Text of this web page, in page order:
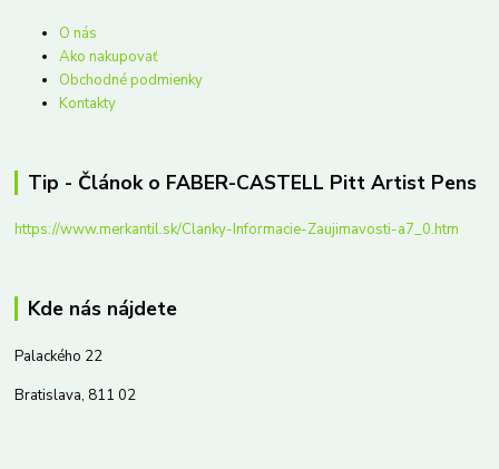
O nás
Ako nakupovať
Obchodné podmienky
Kontakty
Tip - Článok o FABER-CASTELL Pitt Artist Pens
https://www.merkantil.sk/Clanky-Informacie-Zaujimavosti-a7_0.htm
Kde nás nájdete
Palackého 22
Bratislava, 811 02